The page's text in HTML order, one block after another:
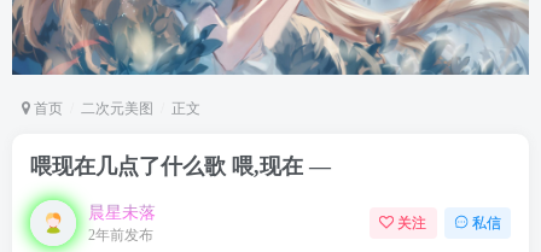
首页 二次元美图 正文
喂现在几点了什么歌 喂,现在 —
晨星未落
2年前发布
关注 私信